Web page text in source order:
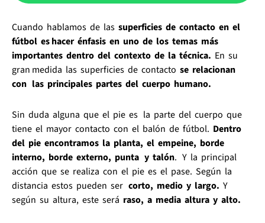
Cuando hablamos de las superficies de contacto en el
fútbol es hacer énfasis en uno de los temas más
importantes dentro del contexto de la técnica. En su
gran medida las superficies de contacto se relacionan
con las principales partes del cuerpo humano.
Sin duda alguna que el pie es la parte del cuerpo que
tiene el mayor contacto con el balón de fútbol. Dentro
del pie encontramos la planta, el empeine, borde
interno, borde externo, punta y talón. Y la principal
acción que se realiza con el pie es el pase. Según la
distancia estos pueden ser corto, medio y largo. Y
según su altura, este será raso, a media altura y alto.